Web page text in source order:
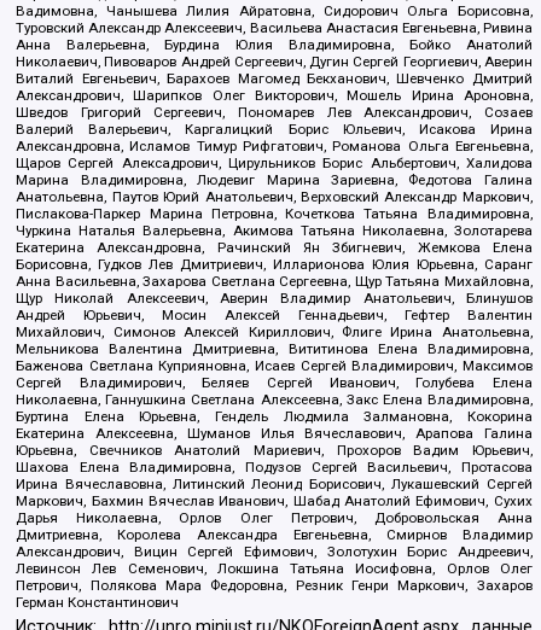
Вадимовна, Чанышева Лилия Айратовна, Сидорович Ольга Борисовна,
Туровский Александр Алексеевич, Васильева Анастасия Евгеньевна, Ривина
Анна Валерьевна, Бурдина Юлия Владимировна, Бойко Анатолий
Николаевич, Пивоваров Андрей Сергеевич, Дугин Сергей Георгиевич, Аверин
Виталий Евгеньевич, Барахоев Магомед Бекханович, Шевченко Дмитрий
Александрович, Шарипков Олег Викторович, Мошель Ирина Ароновна,
Шведов Григорий Сергеевич, Пономарев Лев Александрович, Созаев
Валерий Валерьевич, Каргалицкий Борис Юльевич, Исакова Ирина
Александровна, Исламов Тимур Рифгатович, Романова Ольга Евгеньевна,
Щаров Сергей Алексадрович, Цирульников Борис Альбертович, Халидова
Марина Владимировна, Людевиг Марина Зариевна, Федотова Галина
Анатольевна, Паутов Юрий Анатольевич, Верховский Александр Маркович,
Пислакова-Паркер Марина Петровна, Кочеткова Татьяна Владимировна,
Чуркина Наталья Валерьевна, Акимова Татьяна Николаевна, Золотарева
Екатерина Александровна, Рачинский Ян Збигневич, Жемкова Елена
Борисовна, Гудков Лев Дмитриевич, Илларионова Юлия Юрьевна, Саранг
Анна Васильевна, Захарова Светлана Сергеевна, Щур Татьяна Михайловна,
Щур Николай Алексеевич, Аверин Владимир Анатольевич, Блинушов
Андрей Юрьевич, Мосин Алексей Геннадьевич, Гефтер Валентин
Михайлович, Симонов Алексей Кириллович, Флиге Ирина Анатольевна,
Мельникова Валентина Дмитриевна, Вититинова Елена Владимировна,
Баженова Светлана Куприяновна, Исаев Сергей Владимирович, Максимов
Сергей Владимирович, Беляев Сергей Иванович, Голубева Елена
Николаевна, Ганнушкина Светлана Алексеевна, Закс Елена Владимировна,
Буртина Елена Юрьевна, Гендель Людмила Залмановна, Кокорина
Екатерина Алексеевна, Шуманов Илья Вячеславович, Арапова Галина
Юрьевна, Свечников Анатолий Мариевич, Прохоров Вадим Юрьевич,
Шахова Елена Владимировна, Подузов Сергей Васильевич, Протасова
Ирина Вячеславовна, Литинский Леонид Борисович, Лукашевский Сергей
Маркович, Бахмин Вячеслав Иванович, Шабад Анатолий Ефимович, Сухих
Дарья Николаевна, Орлов Олег Петрович, Добровольская Анна
Дмитриевна, Королева Александра Евгеньевна, Смирнов Владимир
Александрович, Вицин Сергей Ефимович, Золотухин Борис Андреевич,
Левинсон Лев Семенович, Локшина Татьяна Иосифовна, Орлов Олег
Петрович, Полякова Мара Федоровна, Резник Генри Маркович, Захаров
Герман Константинович